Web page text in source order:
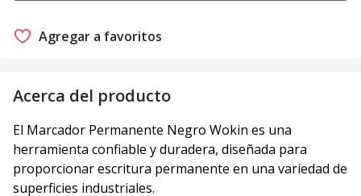
Agregar a favoritos
Acerca del producto
El Marcador Permanente Negro Wokin es una
herramienta confiable y duradera, diseñada para
proporcionar escritura permanente en una variedad de
superficies industriales.